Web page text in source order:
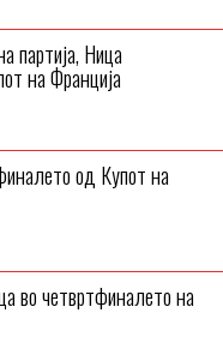
партија, Ница
на Франција
од Купот на
во четвртфиналето на